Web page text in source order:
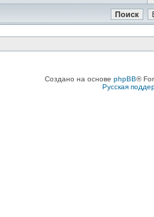
Создано на основе phpBB®
Русская